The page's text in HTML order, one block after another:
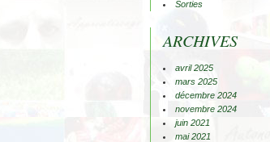
Sorties
ARCHIVES
avril 2025
mars 2025
décembre 2024
novembre 2024
juin 2021
mai 2021